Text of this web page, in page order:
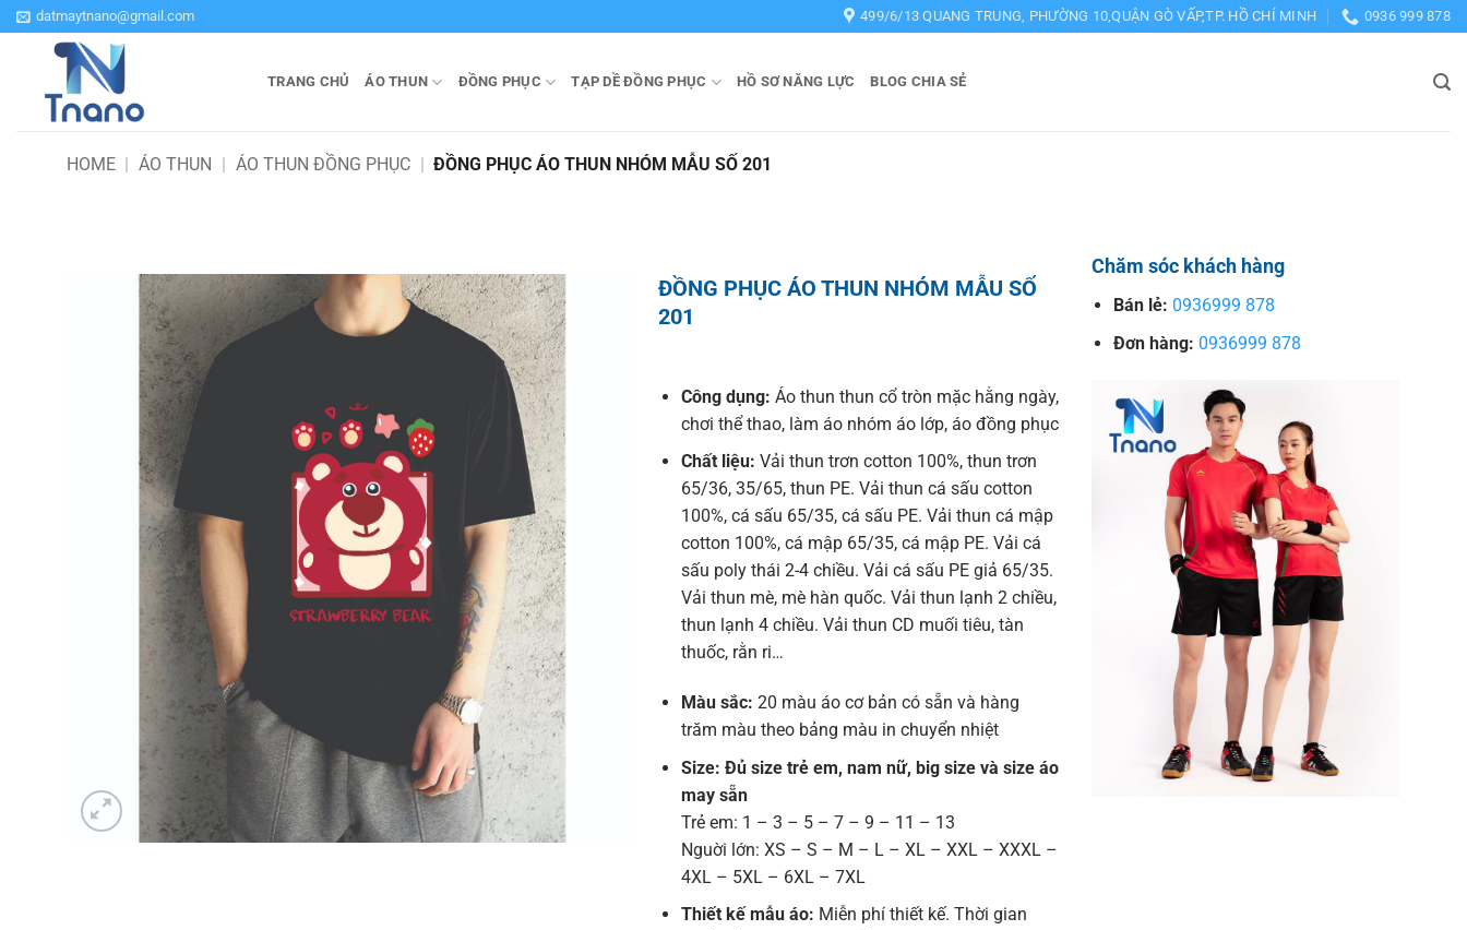
Bỏ
qua
datmaytnano@gmail.com 499/6/13 QUANG TRUNG, PHƯỜNG 10,QUẬN GÒ VẤP,TP. HỒ CHÍ MINH 0936 999 878
TRANG CHỦ ÁO THUN ĐỒNG PHỤC TẠP DỀ ĐỒNG PHỤC HỒ SƠ NĂNG LỰC BLOG CHIA SẺ
HOME | ÁO THUN | ÁO THUN ĐỒNG PHỤC | ĐỒNG PHỤC ÁO THUN NHÓM MẪU SỐ 201
ĐỒNG PHỤC ÁO THUN NHÓM MẪU SỐ
201
Công dụng: Áo thun thun cổ tròn mặc hằng ngày,
chơi thể thao, làm áo nhóm áo lớp, áo đồng phục
Chất liệu: Vải thun trơn cotton 100%, thun trơn
65/36, 35/65, thun PE. Vải thun cá sấu cotton
100%, cá sấu 65/35, cá sấu PE. Vải thun cá mập
cotton 100%, cá mập 65/35, cá mập PE. Vải cá
sấu poly thái 2-4 chiều. Vải cá sấu PE giả 65/35.
Vải thun mè, mè hàn quốc. Vải thun lạnh 2 chiều,
thun lạnh 4 chiều. Vải thun CD muối tiêu, tàn
thuốc, rằn ri…
Màu sắc: 20 màu áo cơ bản có sẵn và hàng
trăm màu theo bảng màu in chuyển nhiệt
Size: Đủ size trẻ em, nam nữ, big size và size áo
may sẵn
Trẻ em: 1 – 3 – 5 – 7 – 9 – 11 – 13
Nguời lớn: XS – S – M – L – XL – XXL – XXXL –
4XL – 5XL – 6XL – 7XL
Thiết kế mẫu áo: Miễn phí thiết kế. Thời gian
Chăm sóc khách hàng
Bán lẻ: 0936999 878
Đơn hàng: 0936999 878